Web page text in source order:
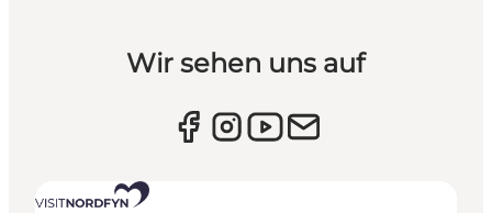
Wir sehen uns auf